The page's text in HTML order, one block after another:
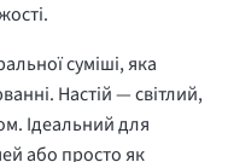
суміші, яка
Настій — світлий,
Ідеальний для
або просто як